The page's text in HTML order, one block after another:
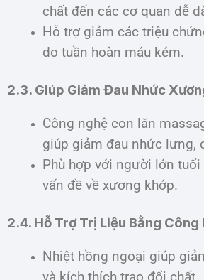
chất đến các cơ quan dễ
Hỗ trợ giảm các triệu
do tuần hoàn máu kém.
2.3. Giúp Giảm Đau Nhức
Công nghệ con lăn
giúp giảm đau nhức lưng,
Phù hợp với người lớn
vấn đề về xương khớp.
2.4. Hỗ Trợ Trị Liệu Bằng
Nhiệt hồng ngoại giúp
và kích thích trao đổi chất.